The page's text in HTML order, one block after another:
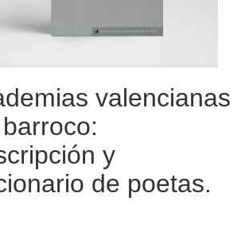
valencianas
y
de poetas.